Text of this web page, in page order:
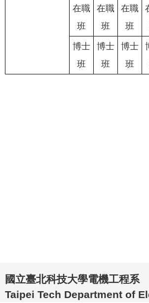
在職
班
在職
班
在職
班
博士
班
博士
班
博士
班
國立臺北科技大學電機工程系
Taipei Tech Department of